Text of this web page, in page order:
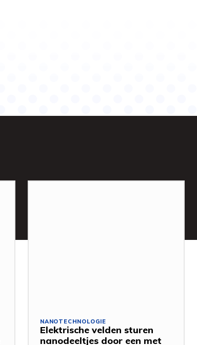
NANOTECHNOLOGIE
Elektrische velden sturen
nanodeeltjes door een met